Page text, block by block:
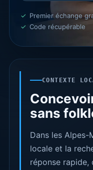
Premier échange
Code récupérable
CONTEXTE
sans
Dans les Alpes-
locale et la
réponse rapide,